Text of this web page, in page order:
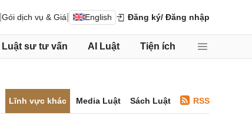
Gói dịch vụ & Giá English Đăng ký/ Đăng nhập
Luật sư tư vấn AI Luật Tiện ích
Lĩnh vực khác Media Luật Sách Luật RSS